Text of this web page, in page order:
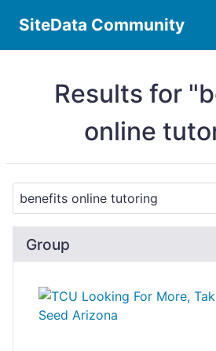
SiteData Community
Results for
online
Group